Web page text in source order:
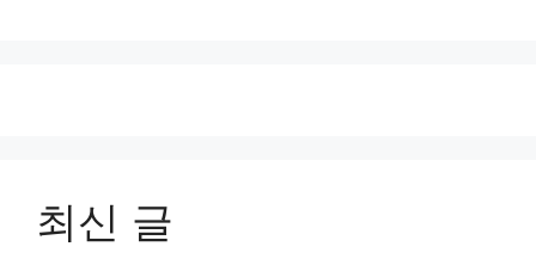
최신 글